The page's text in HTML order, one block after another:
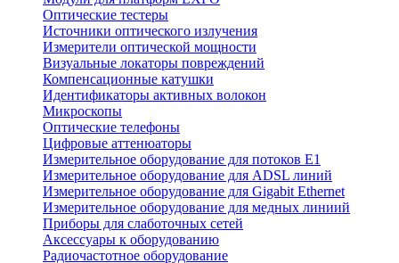
Оптические тестеры
Источники оптического излучения
Измерители оптической мощности
Визуальные локаторы повреждений
Компенсационные катушки
Идентификаторы активных волокон
Микроскопы
Оптические телефоны
Цифровые аттенюаторы
Измерительное оборудование для потоков Е1
Измерительное оборудование для ADSL линий
Измерительное оборудование для Gigabit Ethernet
Измерительное оборудование для медных линиий
Приборы для слаботочных сетей
Аксессуары к оборудованию
Радиочастотное оборудование